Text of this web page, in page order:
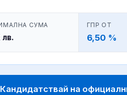
СУМА ГПР ОТ
6,50 %
Кандидатствай на